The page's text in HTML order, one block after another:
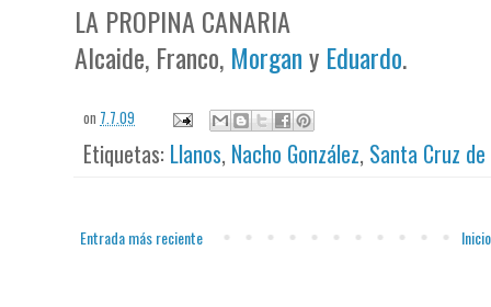
LA PROPINA CANARIA
Alcaide, Franco, Morgany Eduardo.
on 7.7.09
Etiquetas: Llanos, Nacho González, Santa Cruz
Entrada más reciente Inicio